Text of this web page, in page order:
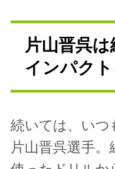
片山晋呉
インパク
続いては、いつ
片山晋呉選手